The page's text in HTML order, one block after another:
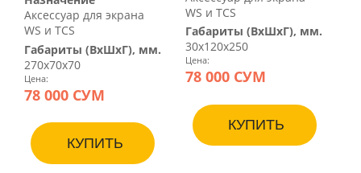
Аксессуар для экрана
WS и TCS
Габариты (ВхШхГ), мм.
270х70х70
Цена:
78 000 СУМ
КУПИТЬ
WS и TCS
Габариты (ВхШхГ), мм.
30х120х250
Цена:
78 000 СУМ
КУПИТЬ